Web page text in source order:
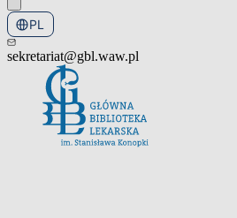
PL
EN
sekretariat@gbl.waw.pl